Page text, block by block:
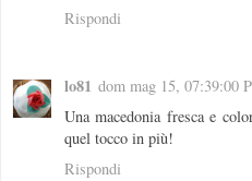
Rispondi
lo81 dom mag 15, 07:39:00
Una macedonia fresca e
quel tocco in più!
Rispondi